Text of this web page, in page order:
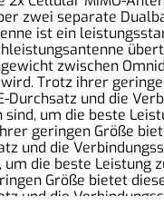
zwei separate
ist ein
zwischen
Trotz ihrer
Durchsatz und die
um die beste
geringen Größe
und die
die beste
Größe bietet
und die